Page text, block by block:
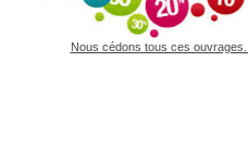
Nous cédons tous ces ouvrages...